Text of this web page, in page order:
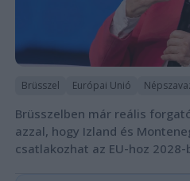
Brüsszel Európai Unió
Brüsszelben már reális
azzal, hogy Izland és
csatlakozhat az EU-hoz 2028-